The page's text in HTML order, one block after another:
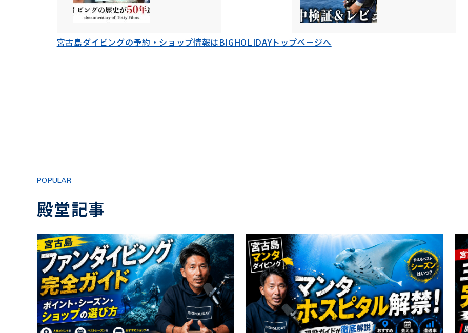
宮古島ダイビングの予約・ショップ情報はBIGHOLIDAYトップページへ
POPULAR
殿堂記事